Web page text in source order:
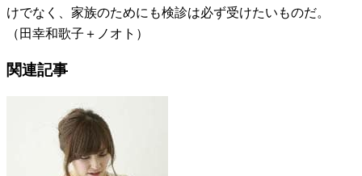
けでなく、家族のためにも検診は必ず受けたいものだ。
（田幸和歌子＋ノオト）
関連記事